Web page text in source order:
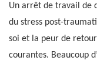
Un arrêt de travail de
du stress post-
soi et la peur de
courantes. Beaucoup